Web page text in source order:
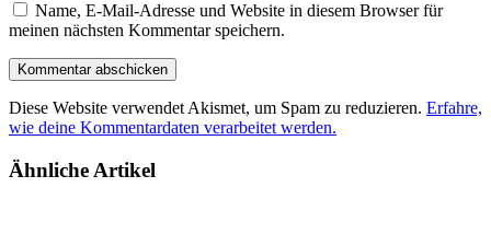
Name, E-Mail-Adresse und Website in diesem Browser für
meinen nächsten Kommentar speichern.
Diese Website verwendet Akismet, um Spam zu reduzieren. Erfahre,
wie deine Kommentardaten verarbeitet werden.
Ähnliche Artikel